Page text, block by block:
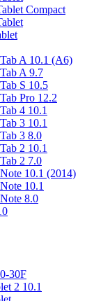
Compact
A 10.1 (A6)
A 9.7
S 10.5
Pro 12.2
4 10.1
3 10.1
3 8.0
2 10.1
2 7.0
10.1 (2014)
10.1
8.0
30F
2 10.1